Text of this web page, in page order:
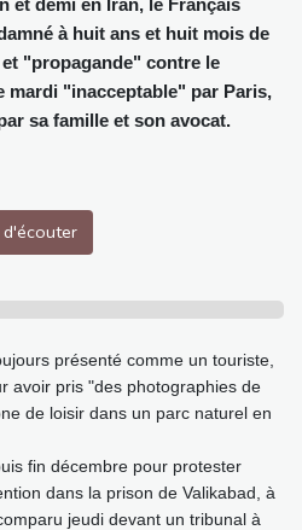
à huit ans et huit mois de
"propagande" contre le
mardi "inacceptable" par Paris,
sa famille et son avocat.
présenté comme un touriste,
avoir pris "des photographies de
de loisir dans un parc naturel en
fin décembre pour protester
dans la prison de Valikabad, à
jeudi devant un tribunal à